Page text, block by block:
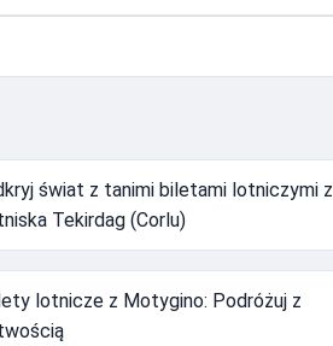
świat z tanimi biletami lotniczymi z
Tekirdag (Corlu)
lotnicze z Motygino: Podróżuj z